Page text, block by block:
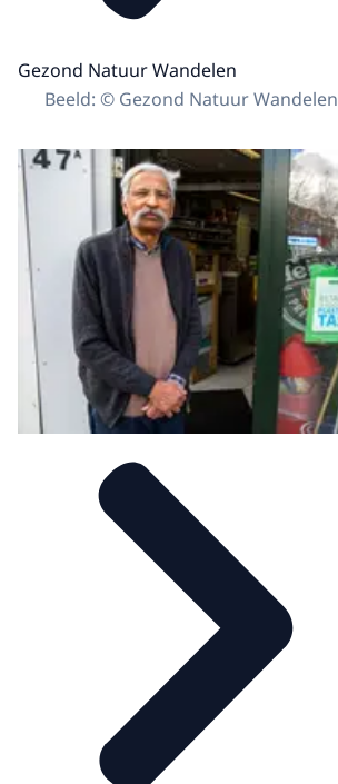
Gezond Natuur Wandelen
Beeld: © Gezond Natuur Wandelen